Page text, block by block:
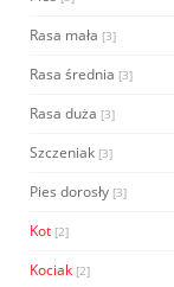
Rasa mała [3]
Rasa średnia [3]
Rasa duża [3]
Szczeniak [3]
Pies dorosły [3]
Kot [2]
Kociak [2]